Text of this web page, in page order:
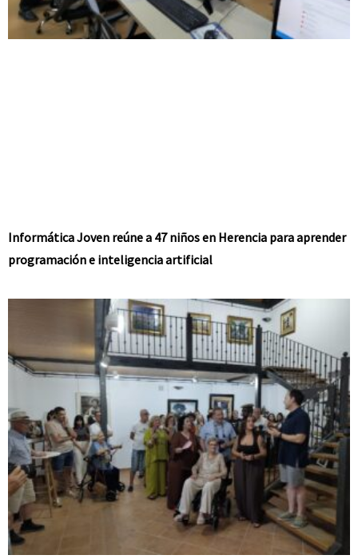
Informática Joven reúne a 47 niños en Herencia para aprender
programación e inteligencia artificial